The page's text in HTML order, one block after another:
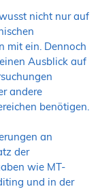
nicht nur auf
mit ein. Dennoch
Ausblick auf
andere
benötigen.
an
der
wie MT-
und in der